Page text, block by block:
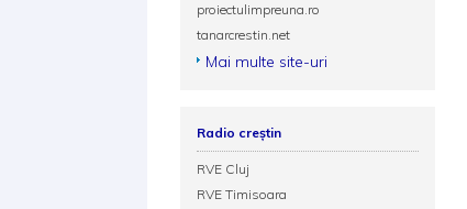
proiectulimpreuna.ro
tanarcrestin.net
Mai multe site-uri
Radio creștin
RVE Cluj
RVE Timisoara